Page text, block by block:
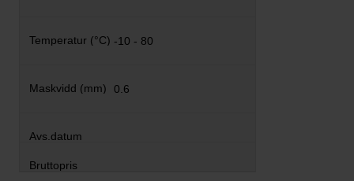
-10 - 80
0.6